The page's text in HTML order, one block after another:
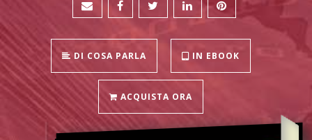
DI COSA PARLA IN EBOOK
ACQUISTA ORA